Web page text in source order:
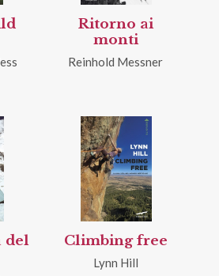
Ritorno ai
monti
Reinhold Messner
del
Climbing free
Lynn Hill